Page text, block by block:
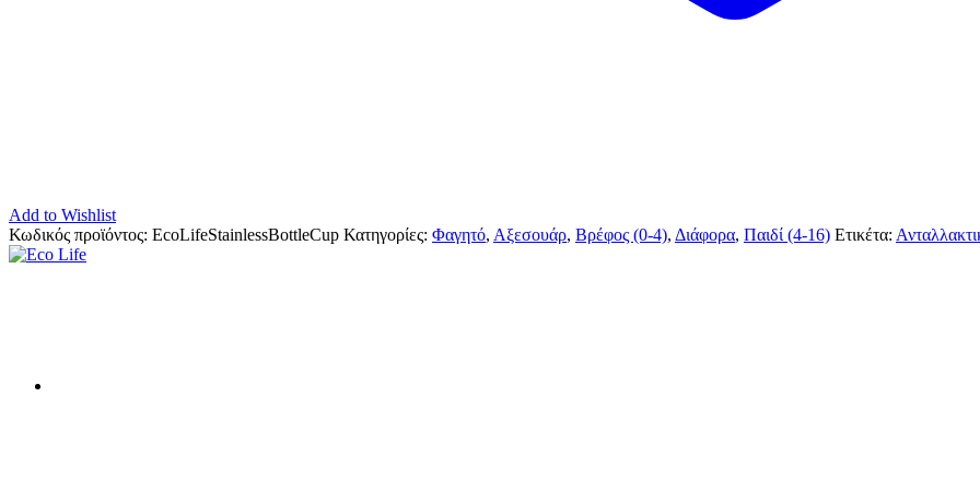
Add to Wishlist
Κωδικός προϊόντος: EcoLifeStainlessBottleCup Κατηγορίες: Φαγητό, Αξεσουάρ, Βρέφος (0-4), Διάφορα, Παιδί (4-16) Ετικέτα: